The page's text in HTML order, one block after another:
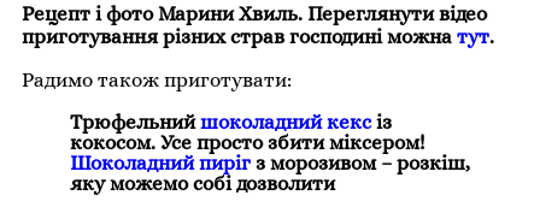
Рецепт і фото Марини Хвиль. Переглянути відео
приготування різних страв господині можна тут.
Радимо також приготувати:
Трюфельнийшоколадний кекс із
кокосом. Усе просто збити міксером!
Шоколадний пиріг з морозивом – розкіш,
яку можемо собі дозволити